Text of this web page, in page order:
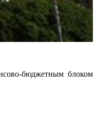
бюджетным блоком